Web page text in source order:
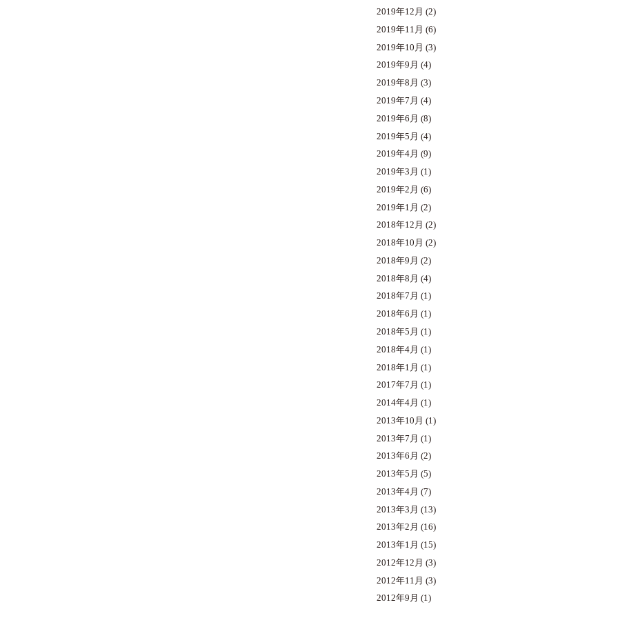
2019年12月 (2)
2019年11月 (6)
2019年10月 (3)
2019年9月 (4)
2019年8月 (3)
2019年7月 (4)
2019年6月 (8)
2019年5月 (4)
2019年4月 (9)
2019年3月 (1)
2019年2月 (6)
2019年1月 (2)
2018年12月 (2)
2018年10月 (2)
2018年9月 (2)
2018年8月 (4)
2018年7月 (1)
2018年6月 (1)
2018年5月 (1)
2018年4月 (1)
2018年1月 (1)
2017年7月 (1)
2014年4月 (1)
2013年10月 (1)
2013年7月 (1)
2013年6月 (2)
2013年5月 (5)
2013年4月 (7)
2013年3月 (13)
2013年2月 (16)
2013年1月 (15)
2012年12月 (3)
2012年11月 (3)
2012年9月 (1)